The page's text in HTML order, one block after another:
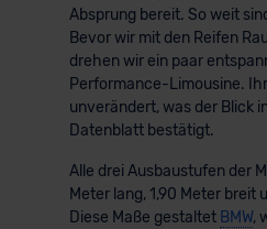
Absprung bereit. So weit
Bevor wir mit den Reifen
drehen wir ein paar
Performance-Limousine.
unverändert, was der Blick
Datenblatt bestätigt.
Alle drei Ausbaustufen der
Meter lang, 1,90 Meter breit
Diese Maße gestaltet BMW,